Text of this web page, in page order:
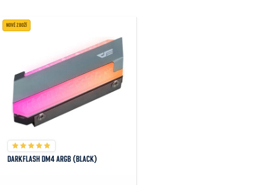
NEJPRODÁVANĚJŠÍ
ABECEDNĚ
Výpis produktů
NOVÉ ZBOŽÍ
DARKFLASH DM4 ARGB (BLACK)